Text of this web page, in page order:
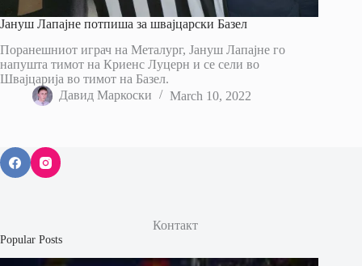
Јануш Лапајне потпиша за швајцарски Базел
Поранешниот играч на Металург, Јануш Лапајне го
напушта тимот на Криенс Луцерн и се сели во
Швајцарија во тимот на Базел.
Давид Маркоски
March 10, 2022
Контакт
Popular Posts